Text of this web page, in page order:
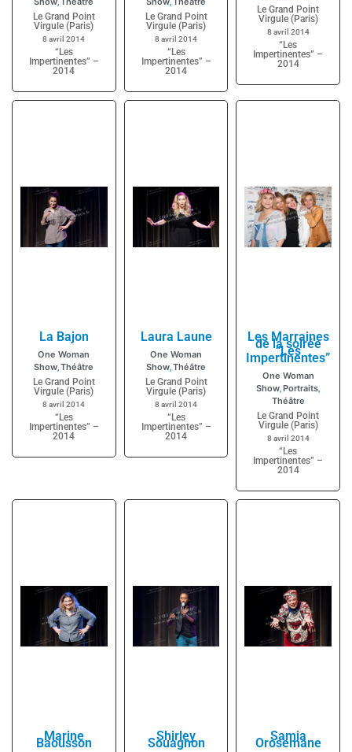
,
Le Grand Point
Virgule (Paris)
8 avril 2014
“Les
Impertinentes” –
2014
,
Le Grand Point
Virgule (Paris)
8 avril 2014
“Les
Impertinentes” –
2014
Le Grand Point
Virgule (Paris)
8 avril 2014
“Les
Impertinentes” –
2014
La Bajon
One Woman
Show,Théâtre
Le Grand Point
Virgule (Paris)
8 avril 2014
“Les
Impertinentes” –
2014
Laura Laune
One Woman
Show,Théâtre
Le Grand Point
Virgule (Paris)
8 avril 2014
“Les
Impertinentes” –
2014
Les Marraines
de la soirée
“Les
Impertinentes”
One Woman
Show,Portraits,
Théâtre
Le Grand Point
Virgule (Paris)
8 avril 2014
“Les
Impertinentes” –
2014
Marine
Baousson Shirley
Souagnon Samia
Orosemane